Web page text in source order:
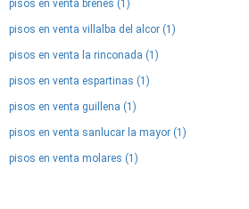
pisos en venta brenes (1)
pisos en venta villalba del alcor (1)
pisos en venta la rinconada (1)
pisos en venta espartinas (1)
pisos en venta guillena (1)
pisos en venta sanlucar la mayor (1)
pisos en venta molares (1)